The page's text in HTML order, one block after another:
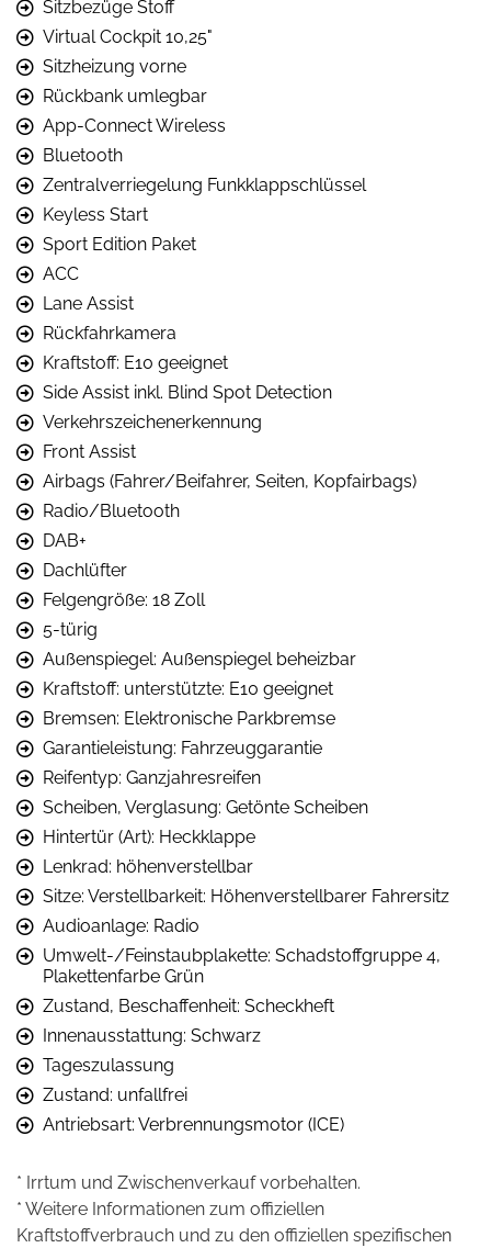
Sitzbezüge Stoff
Virtual Cockpit 10,25"
Sitzheizung vorne
Rückbank umlegbar
App-Connect Wireless
Bluetooth
Zentralverriegelung Funkklappschlüssel
Keyless Start
Sport Edition Paket
ACC
Lane Assist
Rückfahrkamera
Kraftstoff: E10 geeignet
Side Assist inkl. Blind Spot Detection
Verkehrszeichenerkennung
Front Assist
Airbags (Fahrer/Beifahrer, Seiten, Kopfairbags)
Radio/Bluetooth
DAB+
Dachlüfter
Felgengröße: 18 Zoll
5-türig
Außenspiegel: Außenspiegel beheizbar
Kraftstoff: unterstützte: E10 geeignet
Bremsen: Elektronische Parkbremse
Garantieleistung: Fahrzeuggarantie
Reifentyp: Ganzjahresreifen
Scheiben, Verglasung: Getönte Scheiben
Hintertür (Art): Heckklappe
Lenkrad: höhenverstellbar
Sitze: Verstellbarkeit: Höhenverstellbarer Fahrersitz
Audioanlage: Radio
Umwelt-/Feinstaubplakette: Schadstoffgruppe 4,
Plakettenfarbe Grün
Zustand, Beschaffenheit: Scheckheft
Innenausstattung: Schwarz
Tageszulassung
Zustand: unfallfrei
Antriebsart: Verbrennungsmotor (ICE)
* Irrtum und Zwischenverkauf vorbehalten.
* Weitere Informationen zum offiziellen
Kraftstoffverbrauch und zu den offiziellen spezifischen